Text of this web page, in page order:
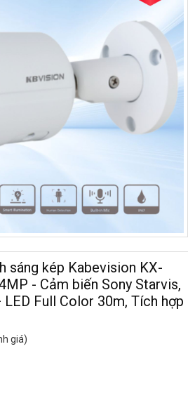
sáng kép Kabevision KX-
- Cảm biến Sony Starvis,
Full Color 30m, Tích hợp
giá)